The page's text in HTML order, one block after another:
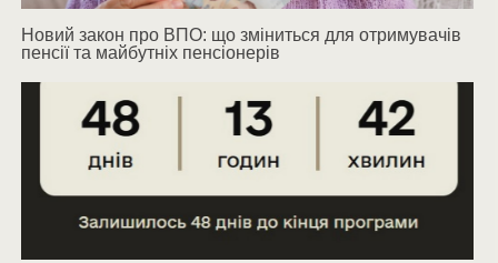
Новий закон про ВПО: що зміниться для отримувачів
пенсії та майбутніх пенсіонерів